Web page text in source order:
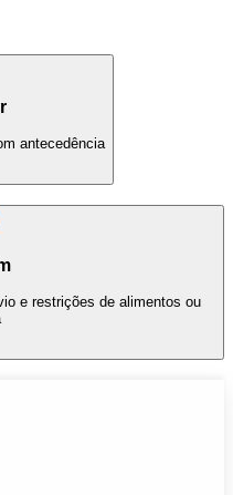
antecedência
e restrições de alimentos ou